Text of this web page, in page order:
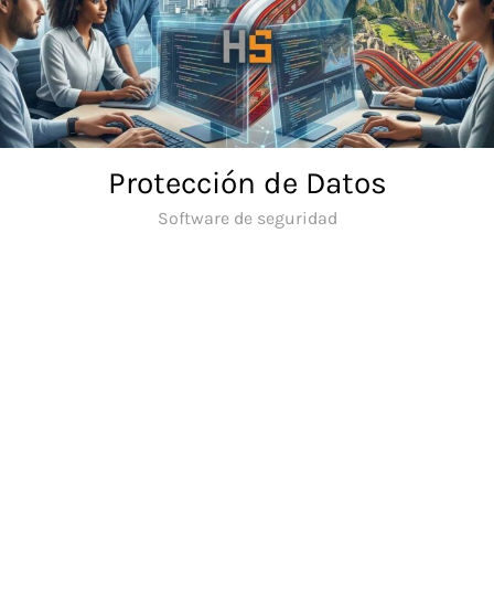
Skip
to
content
Protección de Datos
Software de seguridad